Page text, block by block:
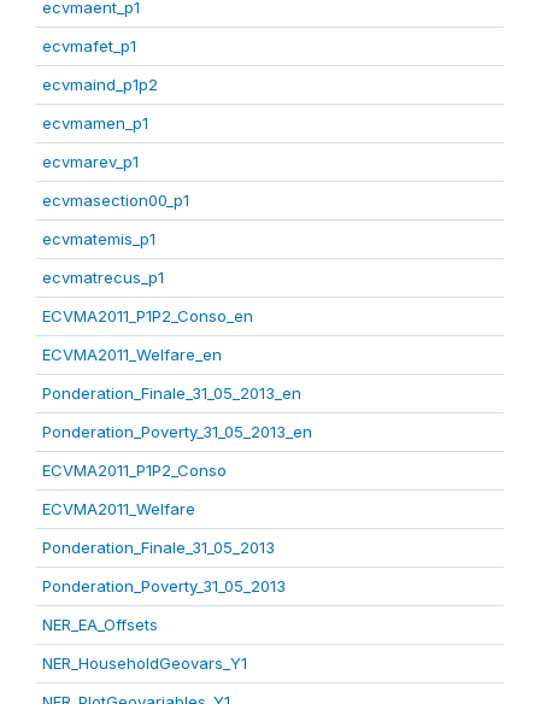
ecvmaent_p1
ecvmafet_p1
ecvmaind_p1p2
ecvmamen_p1
ecvmarev_p1
ecvmasection00_p1
ecvmatemis_p1
ecvmatrecus_p1
ECVMA2011_P1P2_Conso_en
ECVMA2011_Welfare_en
Ponderation_Finale_31_05_2013_en
Ponderation_Poverty_31_05_2013_en
ECVMA2011_P1P2_Conso
ECVMA2011_Welfare
Ponderation_Finale_31_05_2013
Ponderation_Poverty_31_05_2013
NER_EA_Offsets
NER_HouseholdGeovars_Y1